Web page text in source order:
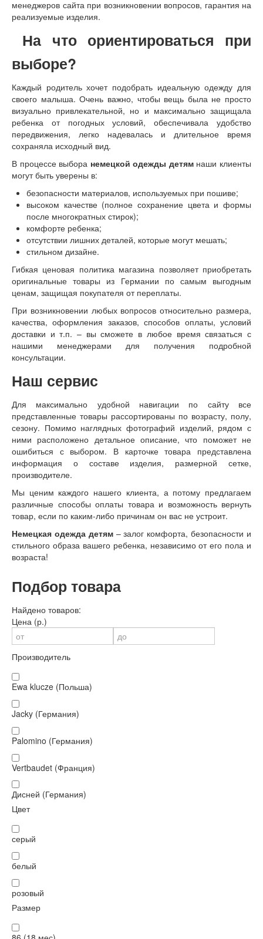
менеджеров сайта при возникновении вопросов, гарантия на
реализуемые изделия.
На что ориентироваться при
выборе?
Каждый родитель хочет подобрать идеальную одежду для
своего малыша. Очень важно, чтобы вещь была не просто
визуально привлекательной, но и максимально защищала
ребенка от погодных условий, обеспечивала удобство
передвижения, легко надевалась и длительное время
сохраняла исходный вид.
В процессе выбора немецкой одежды детямнаши клиенты
могут быть уверены в:
безопасности материалов, используемых при пошиве;
высоком качестве (полное сохранение цвета и формы
после многократных стирок);
комфорте ребенка;
отсутствии лишних деталей, которые могут мешать;
стильном дизайне.
Гибкая ценовая политика магазина позволяет приобретать
оригинальные товары из Германии по самым выгодным
ценам, защищая покупателя от переплаты.
При возникновении любых вопросов относительно размера,
качества, оформления заказов, способов оплаты, условий
доставки и т.п. – вы сможете в любое время связаться с
нашими менеджерами для получения подробной
консультации.
Наш сервис
Для максимально удобной навигации по сайту все
представленные товары рассортированы по возрасту, полу,
сезону. Помимо наглядных фотографий изделий, рядом с
ними расположено детальное описание, что поможет не
ошибиться с выбором. В карточке товара представлена
информация о составе изделия, размерной сетке,
производителе.
Мы ценим каждого нашего клиента, а потому предлагаем
различные способы оплаты товара и возможность вернуть
товар, если по каким-либо причинам он вас не устроит.
Немецкая одежда детям– залог комфорта, безопасности и
стильного образа вашего ребенка, независимо от его пола и
возраста!
Подбор товара
Найдено товаров:
Цена (р.)
Производитель
Ewa klucze (Польша)
Jacky (Германия)
Palomino (Германия)
Vertbaudet (Франция)
Дисней (Германия)
Цвет
серый
белый
розовый
Размер